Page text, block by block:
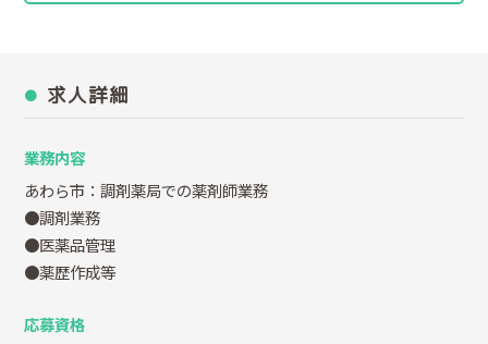
求人詳細
業務内容
あわら市：調剤薬局での薬剤師業務
●調剤業務
●医薬品管理
●薬歴作成等
応募資格